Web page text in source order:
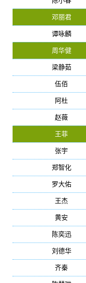
邓丽君
谭咏麟
周华健
梁静茹
伍佰
阿杜
赵薇
王菲
张宇
郑智化
罗大佑
王杰
黄安
陈奕迅
刘德华
齐秦